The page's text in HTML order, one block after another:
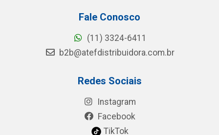
Fale Conosco
(11) 3324-6411
b2b@atefdistribuidora.com.br
Redes Sociais
Instagram
Facebook
TikTok